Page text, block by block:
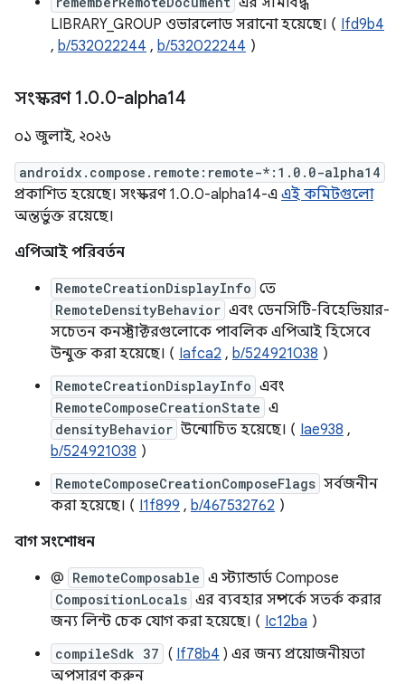
LIBRARY_GROUP ওভারলোড সরানো হয়েছে। ( Ifd9b4
, b/532022244 , b/532022244 )
সংস্করণ 1.0.0-alpha14
০১ জুলাই, ২০২৬
androidx.compose.remote:remote-*:1.0.0-alpha14
প্রকাশিত হয়েছে। সংস্করণ 1.0.0-alpha14-এ এই কমিটগুলো
অন্তর্ভুক্ত রয়েছে।
এপিআই পরিবর্তন
RemoteCreationDisplayInfo তে
RemoteDensityBehavior এবং ডেনসিটি-বিহেভিয়ার-
সচেতন কনস্ট্রাক্টরগুলোকে পাবলিক এপিআই হিসেবে
উন্মুক্ত করা হয়েছে। ( Iafca2 , b/524921038 )
RemoteCreationDisplayInfo এবং
RemoteComposeCreationState এ
densityBehavior উন্মোচিত হয়েছে। ( Iae938 ,
b/524921038 )
RemoteComposeCreationComposeFlags সর্বজনীন
করা হয়েছে। ( I1f899 , b/467532762 )
বাগ সংশোধন
@ RemoteComposable এ স্ট্যান্ডার্ড Compose
CompositionLocals এর ব্যবহার সম্পর্কে সতর্ক করার
জন্য লিন্ট চেক যোগ করা হয়েছে। ( Ic12ba )
compileSdk 37 ( If78b4 ) এর জন্য প্রয়োজনীয়তা
অপসারণ করুন